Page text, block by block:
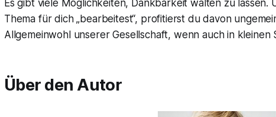
Es gibt viele Möglichkeiten, Dankbarkeit walten zu lassen.
Thema für dich „bearbeitest“, profitierst du davon
Allgemeinwohl unserer Gesellschaft, wenn auch in kleinen
Über den Autor